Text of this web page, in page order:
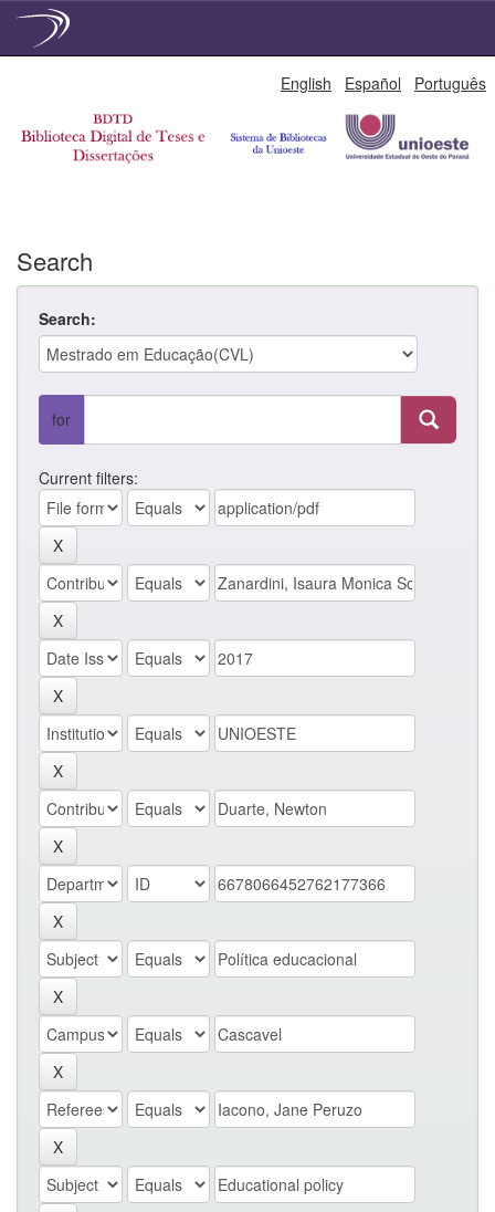
English Español Português
Search
Search:
for
Current filters: